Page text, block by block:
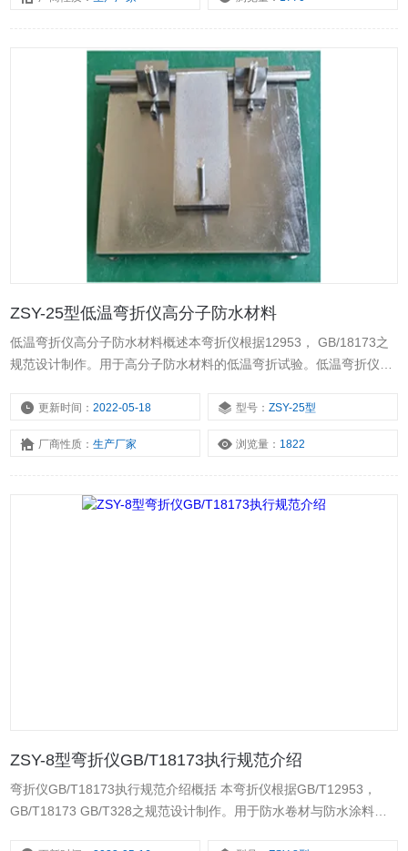
ZSY-25型低温弯折仪高分子防水材料
低温弯折仪高分子防水材料概述本弯折仪根据12953， GB/18173之
规范设计制作。用于高分子防水材料的低温弯折试验。低温弯折仪由
±2℃，且能使试样在被操作过程中保持恒定温度，弯折板由金属平
更新时间：2022-05-18 型号：ZSY-25型
厂商性质：生产厂家 浏览量： 1822
ZSY-8型弯折仪GB/T18173执行规范介绍
弯折仪GB/T18173执行规范介绍概括 本弯折仪根据GB/T12953，
GB/T18173 GB/T328之规范设计制作。用于防水卷材与防水涂料的